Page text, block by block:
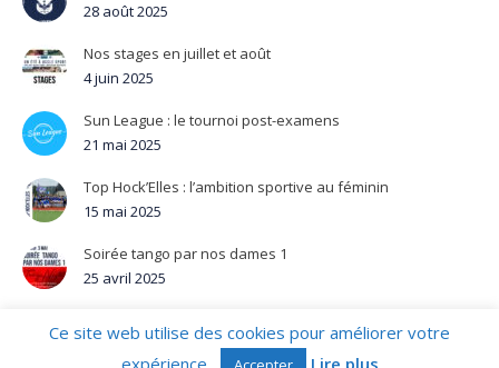
28 août 2025
Nos stages en juillet et août
4 juin 2025
Sun League : le tournoi post-examens
21 mai 2025
Top Hock’Elles : l’ambition sportive au féminin
15 mai 2025
Soirée tango par nos dames 1
25 avril 2025
Chaussée de Ruisbroek 18 - 1180 - Bruxelles - Belgique - N°
d'entreprise BE 0411.104.311 © Royal Uccle Sport THC – 2026.
Ce site web utilise des cookies pour améliorer votre
expérience.
Lire plus